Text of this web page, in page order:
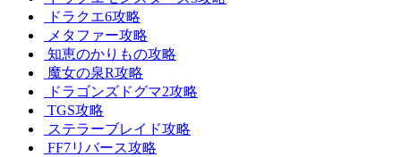
ドラクエ6攻略
メタファー攻略
知恵のかりもの攻略
魔女の泉R攻略
ドラゴンズドグマ2攻略
TGS攻略
ステラーブレイド攻略
FF7リバース攻略